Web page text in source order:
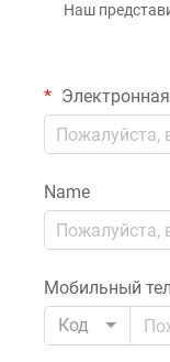
Наш
Name
Мобильный
Код